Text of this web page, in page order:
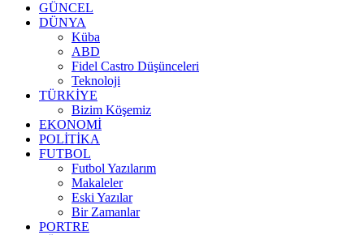
GÜNCEL
DÜNYA
Küba
ABD
Fidel Castro Düşünceleri
Teknoloji
TÜRKİYE
Bizim Köşemiz
EKONOMİ
POLİTİKA
FUTBOL
Futbol Yazılarım
Makaleler
Eski Yazılar
Bir Zamanlar
PORTRE